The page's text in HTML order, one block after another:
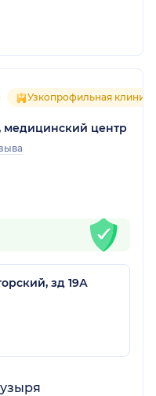
Узкопрофильная клиника
медицинский центр
зд 19А